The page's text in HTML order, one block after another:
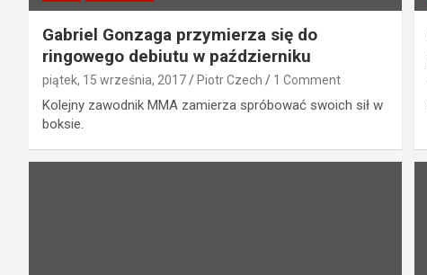
Gabriel Gonzaga przymierza się do
ringowego debiutu w październiku
piątek, 15 września, 2017 Piotr Czech 1 Comment
Kolejny zawodnik MMA zamierza spróbować swoich sił w
boksie.